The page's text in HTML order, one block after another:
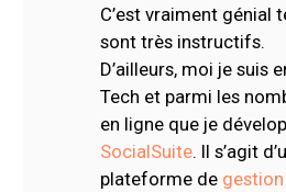
C’est vraiment génial
sont très instructifs.
D’ailleurs, moi je suis
Tech et parmi les
en ligne que je
SocialSuite. Il s’agit
plateforme de